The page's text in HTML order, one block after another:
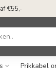
€55,-
Prikkabel